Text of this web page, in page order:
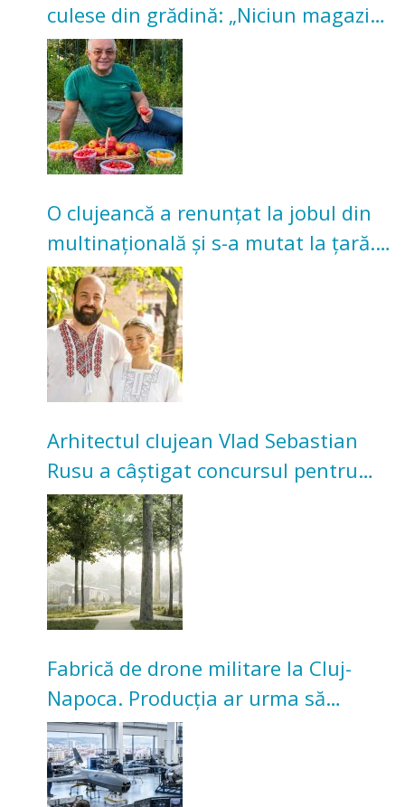
culese din grădină: „Niciun magazin
nu poate oferi această satisfacție”
O clujeancă a renunțat la jobul din
multinațională și s-a mutat la țară.
Acum cultivă legume în grădina
bunicilor
Arhitectul clujean Vlad Sebastian
Rusu a câștigat concursul pentru
transformarea Grădinii Casei
Universitarilor
Fabrică de drone militare la Cluj-
Napoca. Producția ar urma să
înceapă în toamna acestui an